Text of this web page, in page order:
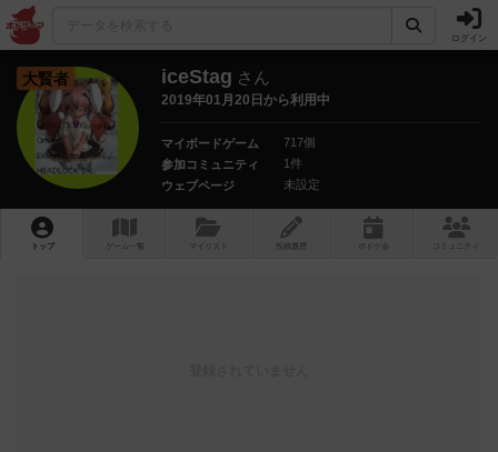
ログイン
大賢者 iceStag さん
2019年01月20日から利用中
マイボードゲーム
717個
参加コミュニティ
1件
ウェブページ
未設定
トップ ゲーム一覧 マイリスト 投稿履歴 ボ ドゲ コミュニティ